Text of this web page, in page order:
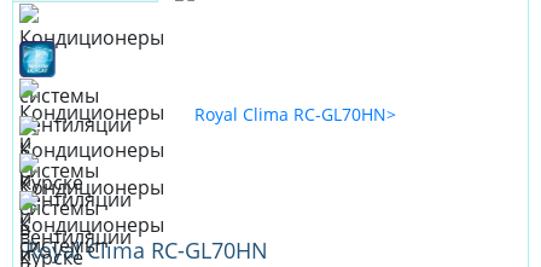
Royal Clima RC-GL70HN